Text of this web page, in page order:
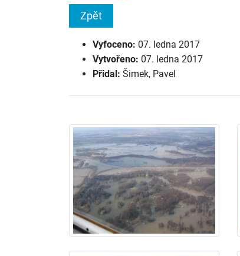
Zpět
Vyfoceno: 07. ledna 2017
Vytvořeno: 07. ledna 2017
Přidal: Šimek, Pavel